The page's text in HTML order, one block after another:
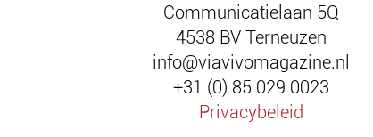
Communicatielaan 5Q
4538 BV Terneuzen
info@viavivomagazine.nl
+31 (0) 85 029 0023
Privacybeleid